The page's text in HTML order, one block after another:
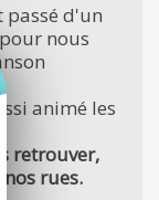
passé d'un
nous
animé les
retrouver,
rues.